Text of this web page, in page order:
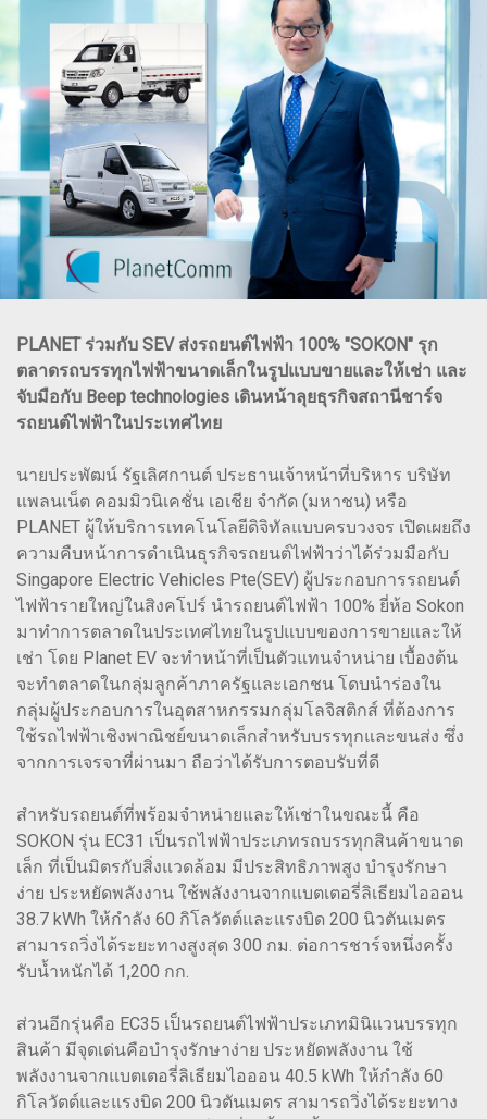
PLANET ร่วมกับ SEV ส่งรถยนต์ไฟฟ้า 100% "SOKON" รุก
ตลาดรถบรรทุกไฟฟ้าขนาดเล็กในรูปแบบขายและให้เช่า และ
จับมือกับ Beep technologies เดินหน้าลุยธุรกิจสถานีชาร์จ
รถยนต์ไฟฟ้าในประเทศไทย
นายประพัฒน์ รัฐเลิศกานต์ ประธานเจ้าหน้าที่บริหาร บริษัท
แพลนเน็ต คอมมิวนิเคชั่น เอเชีย จำกัด (มหาชน) หรือ
PLANET ผู้ให้บริการเทคโนโลยีดิจิทัลแบบครบวงจร เปิดเผยถึง
ความคืบหน้าการดำเนินธุรกิจรถยนต์ไฟฟ้าว่าได้ร่วมมือกับ
Singapore Electric Vehicles Pte(SEV) ผู้ประกอบการรถยนต์
ไฟฟ้ารายใหญ่ในสิงคโปร์ นํารถยนต์ไฟฟ้า 100% ยี่ห้อ Sokon
มาทําการตลาดในประเทศไทยในรูปแบบของการขายและให้
เช่า โดย Planet EV จะทําหน้าที่เป็นตัวแทนจําหน่าย เบื้องต้น
จะทำตลาดในกลุ่มลูกค้าภาครัฐและเอกชน โดบนําร่องใน
กลุ่มผู้ประกอบการในอุตสาหกรรมกลุ่มโลจิสติกส์ ที่ต้องการ
ใช้รถไฟฟ้าเชิงพาณิชย์ขนาดเล็กสำหรับบรรทุกและขนส่ง ซึ่ง
จากการเจรจาที่ผ่านมา ถือว่าได้รับการตอบรับที่ดี
สำหรับรถยนต์ที่พร้อมจำหน่ายและให้เช่าในขณะนี้ คือ
SOKON รุ่น EC31 เป็นรถไฟฟ้าประเภทรถบรรทุกสินค้าขนาด
เล็ก ที่เป็นมิตรกับสิ่งแวดล้อม มีประสิทธิภาพสูง บำรุงรักษา
ง่าย ประหยัดพลังงาน ใช้พลังงานจากแบตเตอรี่ลิเธียมไอออน
38.7 kWh ให้กําลัง 60 กิโลวัตต์และแรงบิด 200 นิวตันเมตร
สามารถวิ่งได้ระยะทางสูงสุด 300 กม. ต่อการชาร์จหนึ่งครั้ง
รับน้ำหนักได้ 1,200 กก.
ส่วนอีกรุ่นคือ EC35 เป็นรถยนต์ไฟฟ้าประเภทมินิแวนบรรทุก
สินค้า มีจุดเด่นคือบำรุงรักษาง่าย ประหยัดพลังงาน ใช้
พลังงานจากแบตเตอรี่ลิเธียมไอออน 40.5 kWh ให้กําลัง 60
กิโลวัตต์และแรงบิด 200 นิวตันเมตร สามารถวิ่งได้ระยะทาง